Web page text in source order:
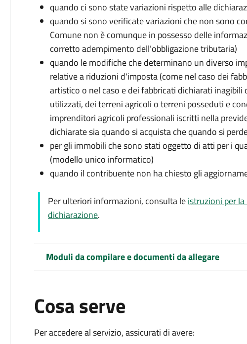
quando ci sono state variazioni rispetto alle
quando si sono verificate variazioni che non sono
Comune non è comunque in possesso delle
corretto adempimento dell’obbligazione tributaria)
quando le modifiche che determinano un diverso
relative a riduzioni d'imposta (come nel caso dei
artistico o nel caso e dei fabbricati dichiarati
utilizzati, dei terreni agricoli o terreni posseduti e
imprenditori agricoli professionali iscritti nella
dichiarate sia quando si acquista che quando si
per gli immobili che sono stati oggetto di atti per i
(modello unico informatico)
quando il contribuente non ha chiesto gli
Per ulteriori informazioni, consulta leistruzioni per
dichiarazione.
Moduli da compilare e documenti da allegare
Cosa serve
Per accedere al servizio, assicurati di avere: